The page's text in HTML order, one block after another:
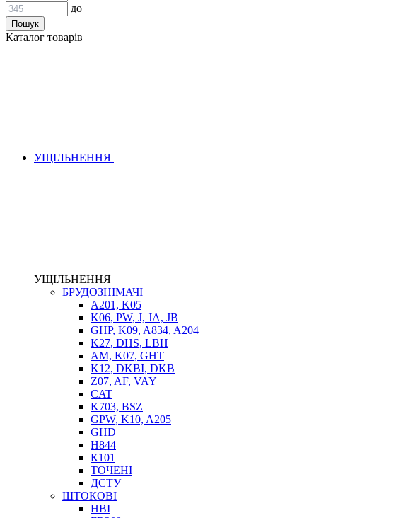
АДАПТЕРИ
КЛАПАНИ
НАСОСИ-ДОЗАТОРИ
ЛЕБІДКИ
ВТУЛКИ
до
Каталог товарів
УЩІЛЬНЕННЯ
УЩІЛЬНЕННЯ
БРУДОЗНІМАЧІ
A201, K05
K06, PW, J, JA, JB
GHP, K09, A834, A204
K27, DHS, LBH
AM, K07, GHT
K12, DKBI, DKB
Z07, AF, VAY
CAT
K703, BSZ
GPW, K10, A205
GHD
H844
К101
ТОЧЕНІ
ДСТУ
ШТОКОВІ
HBI